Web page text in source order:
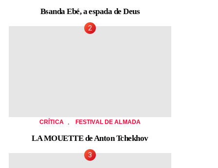
Bsanda Ebé, a espada de Deus
CRÍTICA FESTIVAL DE ALMADA
LA MOUETTE de Anton Tchekhov